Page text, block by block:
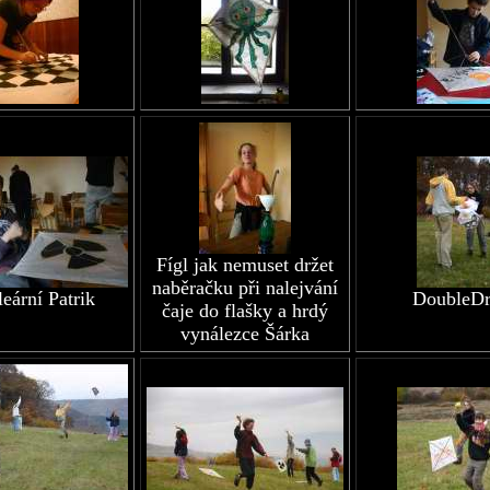
Patrik
Fígl jak nemuset držet
naběračku při nalejvání
čaje do flašky a hrdý
vynálezce Šárka